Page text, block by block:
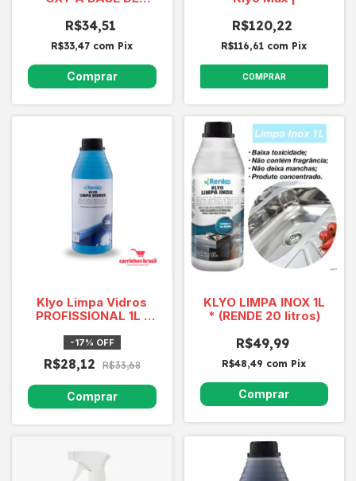
HIDROGENIO UND 1L
R$34,51
R$33,47 com Pix
R$120,22
R$116,61 com Pix
COMPRAR
Klyo Limpa Vidros
PROFISSIONAL 1L (
-17% OFF
R$28,12 R$33,68
KLYO LIMPA INOX 1L
* (RENDE 20 litros)
R$49,99
R$48,49 com Pix